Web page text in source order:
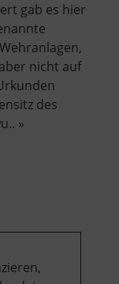
gab es hier
nicht auf
des
»